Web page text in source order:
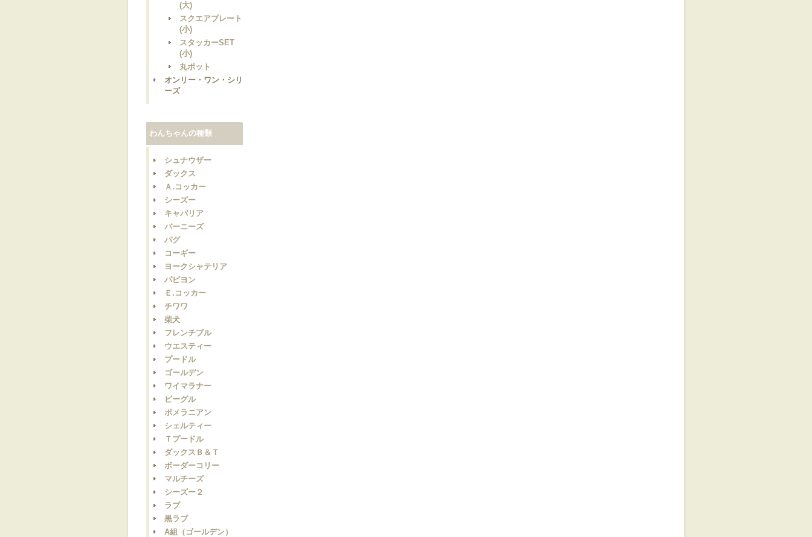
(大)
スクエアプレート
(小)
スタッカーSET
(小)
丸ポット
オンリー・ワン・シリ
ーズ
わんちゃんの種類
シュナウザー
ダックス
Ａ.コッカー
シーズー
キャバリア
バーニーズ
パグ
コーギー
ヨークシャテリア
パピヨン
Ｅ.コッカー
チワワ
柴犬
フレンチブル
ウエスティー
プードル
ゴールデン
ワイマラナー
ビーグル
ポメラニアン
シェルティー
Ｔプードル
ダックスＢ＆Ｔ
ボーダーコリー
マルチーズ
シーズー２
ラブ
黒ラブ
A組（ゴールデン）